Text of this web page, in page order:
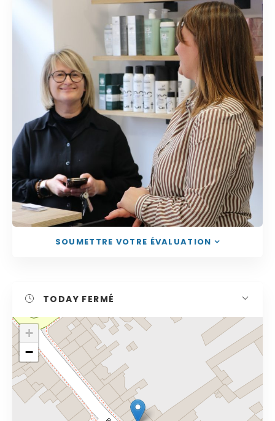
SOUMETTRE VOTRE ÉVALUATION
TODAY FERMÉ
Cliquez sur le bouton pour afficher la carte.
+
−